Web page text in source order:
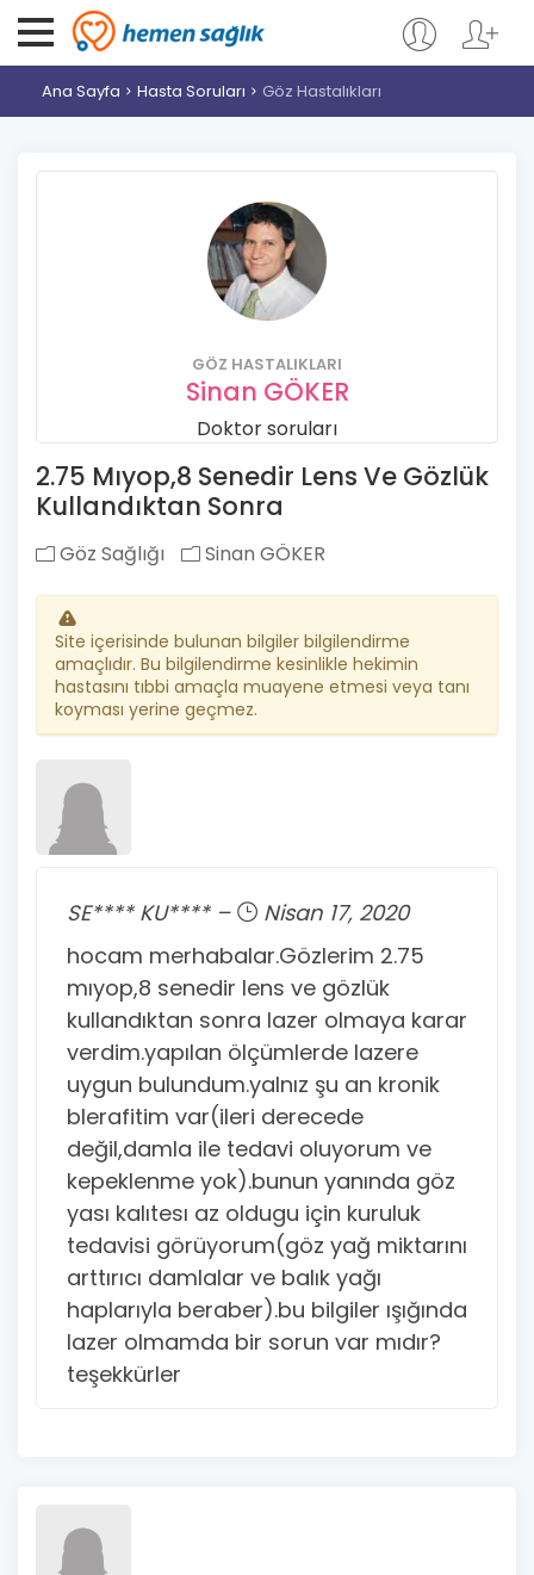
Ana Sayfa Hasta Soruları Göz Hastalıkları
GÖZ HASTALIKLARI
Sinan GÖKER
Doktor soruları
2.75 Mıyop,8 Senedir Lens Ve Gözlük
Kullandıktan Sonra
Göz Sağlığı Sinan GÖKER
Site içerisinde bulunan bilgiler bilgilendirme
amaçlıdır. Bu bilgilendirme kesinlikle hekimin
hastasını tıbbi amaçla muayene etmesi veya tanı
koyması yerine geçmez.
SE**** KU**** –
Nisan 17, 2020
hocam merhabalar.Gözlerim 2.75
mıyop,8 senedir lens ve gözlük
kullandıktan sonra lazer olmaya karar
verdim.yapılan ölçümlerde lazere
uygun bulundum.yalnız şu an kronik
blerafitim var(ileri derecede
değil,damla ile tedavi oluyorum ve
kepeklenme yok).bunun yanında göz
yası kalıtesı az oldugu için kuruluk
tedavisi görüyorum(göz yağ miktarını
arttırıcı damlalar ve balık yağı
haplarıyla beraber).bu bilgiler ışığında
lazer olmamda bir sorun var mıdır?
teşekkürler